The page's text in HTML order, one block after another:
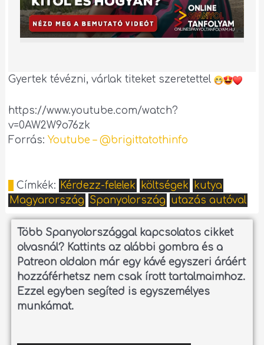
Gyertek tévézni, várlak titeket szeretettel
https://www.youtube.com/watch?
v=0AW2W9o76zk
Forrás:Youtube – @brigittatothinfo
Címkék: Kérdezz-felelek költségek
kutya
Magyarország Spanyolország utazás autóval
Több Spanyolországgal kapcsolatos cikket
olvasnál? Kattints az alábbi gombra és a
Patreon oldalon már egy kávé egyszeri áráért
hozzáférhetsz nem csak írott tartalmaimhoz.
Ezzel egyben segíted is egyszemélyes
munkámat.